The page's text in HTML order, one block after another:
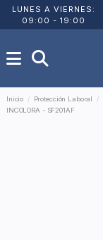
LUNES A VIERNES:
09:00 - 19:00
Inicio Protección Laboral
INCOLORA - SF201AF